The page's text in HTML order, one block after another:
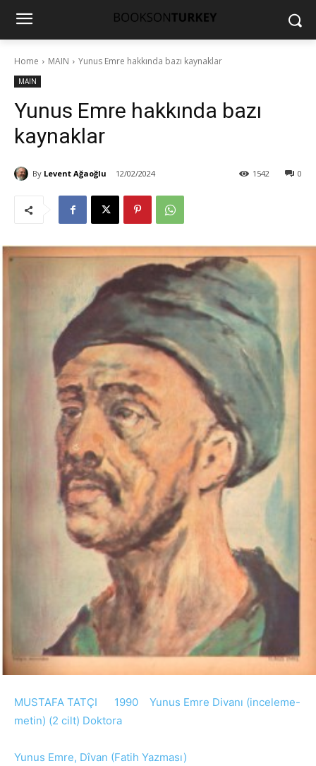
Home MAIN Yunus Emre hakkında bazı kaynaklar
MAIN
Yunus Emre hakkında bazı
kaynaklar
By Levent Ağaoğlu 12/02/2024 0
1542
MUSTAFA TATÇI 1990 Yunus Emre Divanı (inceleme-
metin) (2 cilt) Doktora
Yunus Emre, Dîvan (Fatih Yazması)